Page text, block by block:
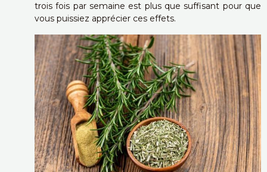
trois fois par semaine est plus que suffisant pour que
vous puissiez apprécier ces effets.